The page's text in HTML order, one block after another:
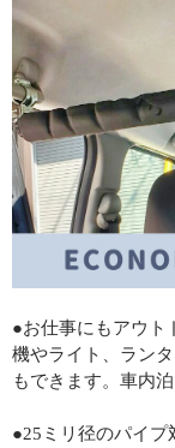
●お仕事にもアウト
機やライト、ラン
もできます。車内
●25ミリ径のパイ